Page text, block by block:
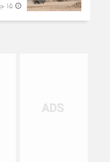
15 جولای 2025 - 10:34